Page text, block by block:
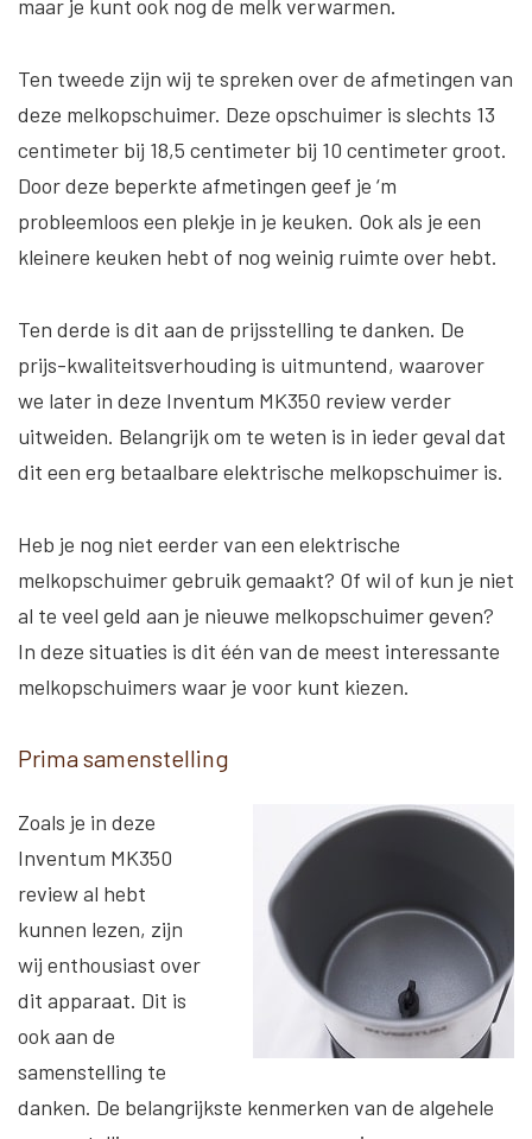
maar je kunt ook nog de melk verwarmen.
Ten tweede zijn wij te spreken over de afmetingen van
deze melkopschuimer. Deze opschuimer is slechts 13
centimeter bij 18,5 centimeter bij 10 centimeter groot.
Door deze beperkte afmetingen geef je ‘m
probleemloos een plekje in je keuken. Ook als je een
kleinere keuken hebt of nog weinig ruimte over hebt.
Ten derde is dit aan de prijsstelling te danken. De
prijs-kwaliteitsverhouding is uitmuntend, waarover
we later in deze Inventum MK350 review verder
uitweiden. Belangrijk om te weten is in ieder geval dat
dit een erg betaalbare elektrische melkopschuimer is.
Heb je nog niet eerder van een elektrische
melkopschuimer gebruik gemaakt? Of wil of kun je niet
al te veel geld aan je nieuwe melkopschuimer geven?
In deze situaties is dit één van de meest interessante
melkopschuimers waar je voor kunt kiezen.
Prima samenstelling
Zoals je in deze
Inventum MK350
review al hebt
kunnen lezen, zijn
wij enthousiast over
dit apparaat. Dit is
ook aan de
samenstelling te
danken. De belangrijkste kenmerken van de algehele